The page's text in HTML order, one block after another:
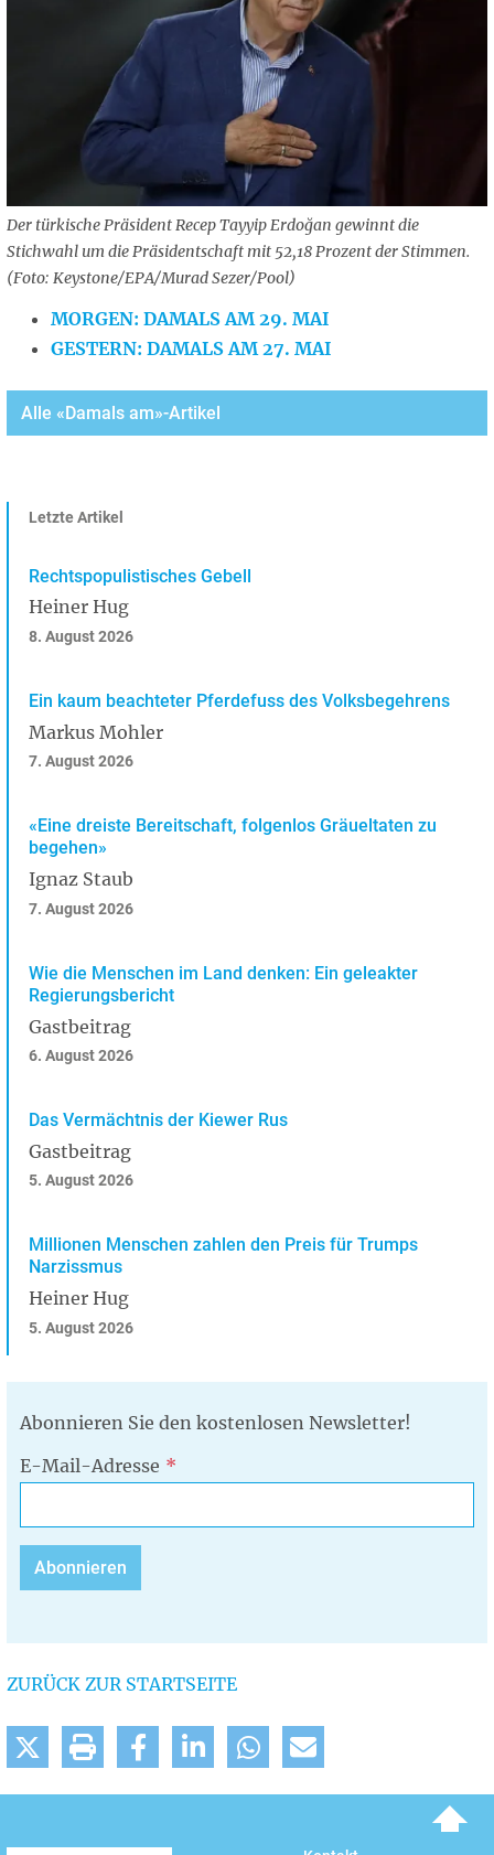
Der türkische Präsident Recep Tayyip Erdoğan gewinnt die
Stichwahl um die Präsidentschaft mit 52,18 Prozent der Stimmen.
(Foto: Keystone/EPA/Murad Sezer/Pool)
MORGEN: DAMALS AM 29. MAI
GESTERN: DAMALS AM 27. MAI
Alle «Damals am»-Artikel
Letzte Artikel
Rechtspopulistisches Gebell
Heiner Hug
8. August 2026
Ein kaum beachteter Pferdefuss des Volksbegehrens
Markus Mohler
7. August 2026
«Eine dreiste Bereitschaft, folgenlos Gräueltaten zu
begehen»
Ignaz Staub
7. August 2026
Wie die Menschen im Land denken: Ein geleakter
Regierungsbericht
Gastbeitrag
6. August 2026
Das Vermächtnis der Kiewer Rus
Gastbeitrag
5. August 2026
Millionen Menschen zahlen den Preis für Trumps
Narzissmus
Heiner Hug
5. August 2026
Abonnieren Sie den kostenlosen Newsletter!
E-Mail-Adresse
ZURÜCK ZUR STARTSEITE